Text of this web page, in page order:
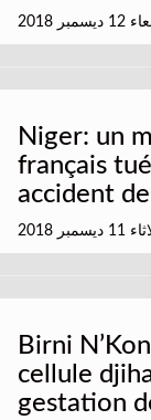
2018
Niger: un
français
accident
2018
Birni
cellule
gestation